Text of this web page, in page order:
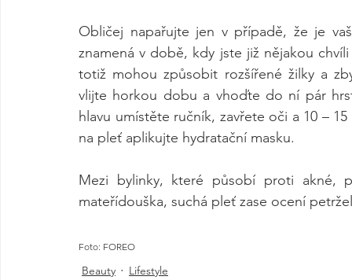
Obličej napařujte jen v případě, že je
znamená v době, kdy jste již nějakou
totiž mohou způsobit rozšířené žilky a
vlijte horkou dobu a vhoďte do ní pár
hlavu umístěte ručník, zavřete oči a 10 –
na pleť aplikujte hydratační masku.
Mezi bylinky, které působí proti akné,
mateřídouška, suchá pleť zase ocení
Foto: FOREO
Beauty Lifestyle